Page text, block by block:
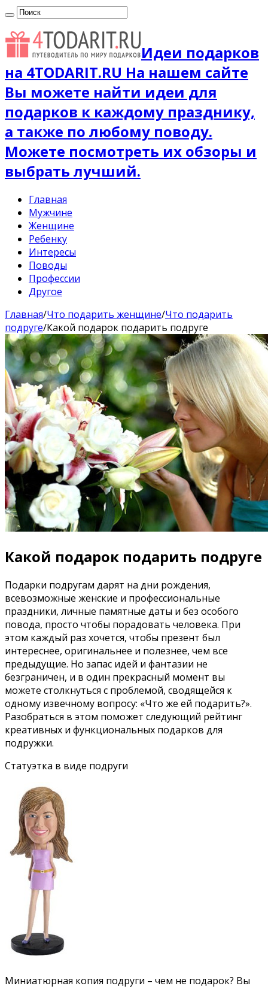
Идеи подарков
на 4TODARIT.RU На нашем сайте
Вы можете найти идеи для
подарков к каждому празднику,
а также по любому поводу.
Можете посмотреть их обзоры и
выбрать лучший.
Главная
Мужчине
Женщине
Ребенку
Интересы
Поводы
Профессии
Другое
Главная/Что подарить женщине/Что подарить
подруге/Какой подарок подарить подруге
Какой подарок подарить подруге
Подарки подругам дарят на дни рождения,
всевозможные женские и профессиональные
праздники, личные памятные даты и без особого
повода, просто чтобы порадовать человека. При
этом каждый раз хочется, чтобы презент был
интереснее, оригинальнее и полезнее, чем все
предыдущие. Но запас идей и фантазии не
безграничен, и в один прекрасный момент вы
можете столкнуться с проблемой, сводящейся к
одному извечному вопросу: «Что же ей подарить?».
Разобраться в этом поможет следующий рейтинг
креативных и функциональных подарков для
подружки.
Статуэтка в виде подруги
Миниатюрная копия подруги – чем не подарок? Вы